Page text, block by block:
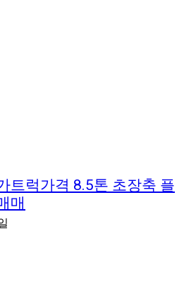
트럭가격 8.5톤 초장축 플
매